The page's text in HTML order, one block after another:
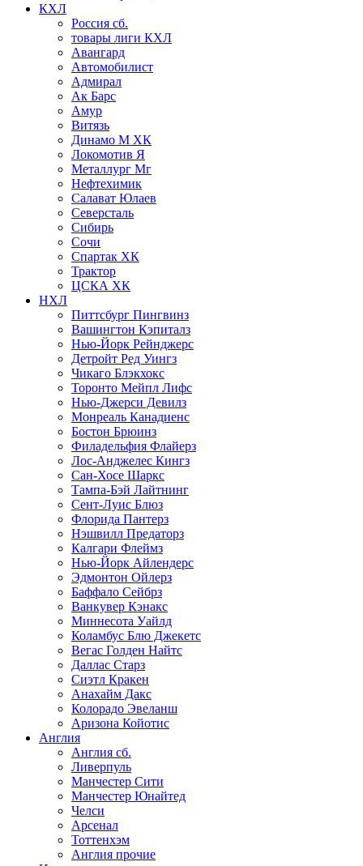
КХЛ
Россия сб.
товары лиги КХЛ
Авангард
Автомобилист
Адмирал
Ак Барс
Амур
Витязь
Динамо М ХК
Локомотив Я
Металлург Мг
Нефтехимик
Салават Юлаев
Северсталь
Сибирь
Сочи
Спартак ХК
Трактор
ЦСКА ХК
НХЛ
Питтсбург Пингвинз
Вашингтон Кэпиталз
Нью-Йорк Рейнджерс
Детройт Ред Уингз
Чикаго Блэкхокс
Торонто Мейпл Лифс
Нью-Джерси Девилз
Монреаль Канадиенс
Бостон Брюинз
Филадельфия Флайерз
Лос-Анджелес Кингз
Сан-Хосе Шаркс
Тампа-Бэй Лайтнинг
Сент-Луис Блюз
Флорида Пантерз
Нэшвилл Предаторз
Калгари Флеймз
Нью-Йорк Айлендерс
Эдмонтон Ойлерз
Баффало Сейбрз
Ванкувер Кэнакс
Миннесота Уайлд
Коламбус Блю Джекетс
Вегас Голден Найтс
Даллас Старз
Сиэтл Кракен
Анахайм Дакс
Колорадо Эвеланш
Аризона Койотис
Англия
Англия сб.
Ливерпуль
Манчестер Сити
Манчестер Юнайтед
Челси
Арсенал
Тоттенхэм
Англия прочие